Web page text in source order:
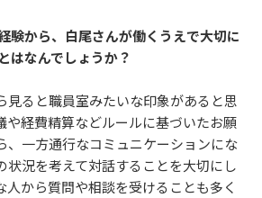
験から、白尾さんが働くうえで大切に
はなんでしょうか？
見ると職員室みたいな印象があると思
や経費精算などルールに基づいたお願
、一方通行なコミュニケーションにな
状況を考えて対話することを大切にし
人から質問や相談を受けることも多く